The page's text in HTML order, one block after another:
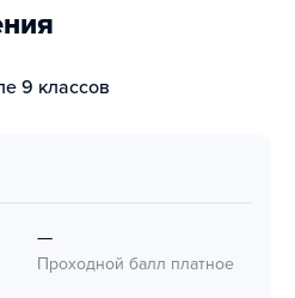
9 классов
—
Проходной балл платное